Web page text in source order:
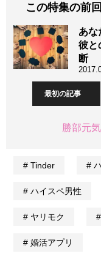
この特集の前
あな
彼と
断
最初の記事
勝部元
Tinder
ハイスペ男性
ヤリモク
婚活アプリ